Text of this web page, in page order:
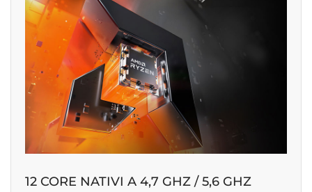
12 CORE NATIVI A 4,7 GHZ / 5,6 GHZ